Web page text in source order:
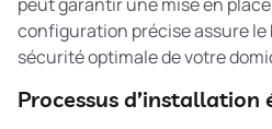
configuration précise assure
sécurité optimale de votre
Processus